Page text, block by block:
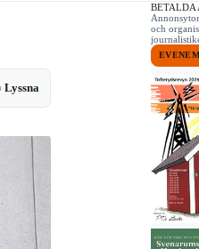
Lyssna
BETALDA
och